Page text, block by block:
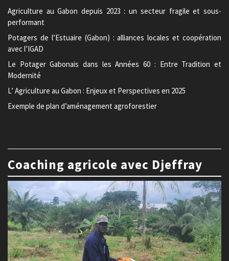
Agriculture au Gabon depuis 2023 : un secteur fragile et sous-
performant
Potagers de l’Estuaire (Gabon) : alliances locales et coopération
avec l’IGAD
Le Potager Gabonais dans les Années 60 : Entre Tradition et
Modernité
L’ Agriculture au Gabon : Enjeux et Perspectives en 2025
Exemple de plan d’aménagement agroforestier
Coaching agricole avec Djeffray